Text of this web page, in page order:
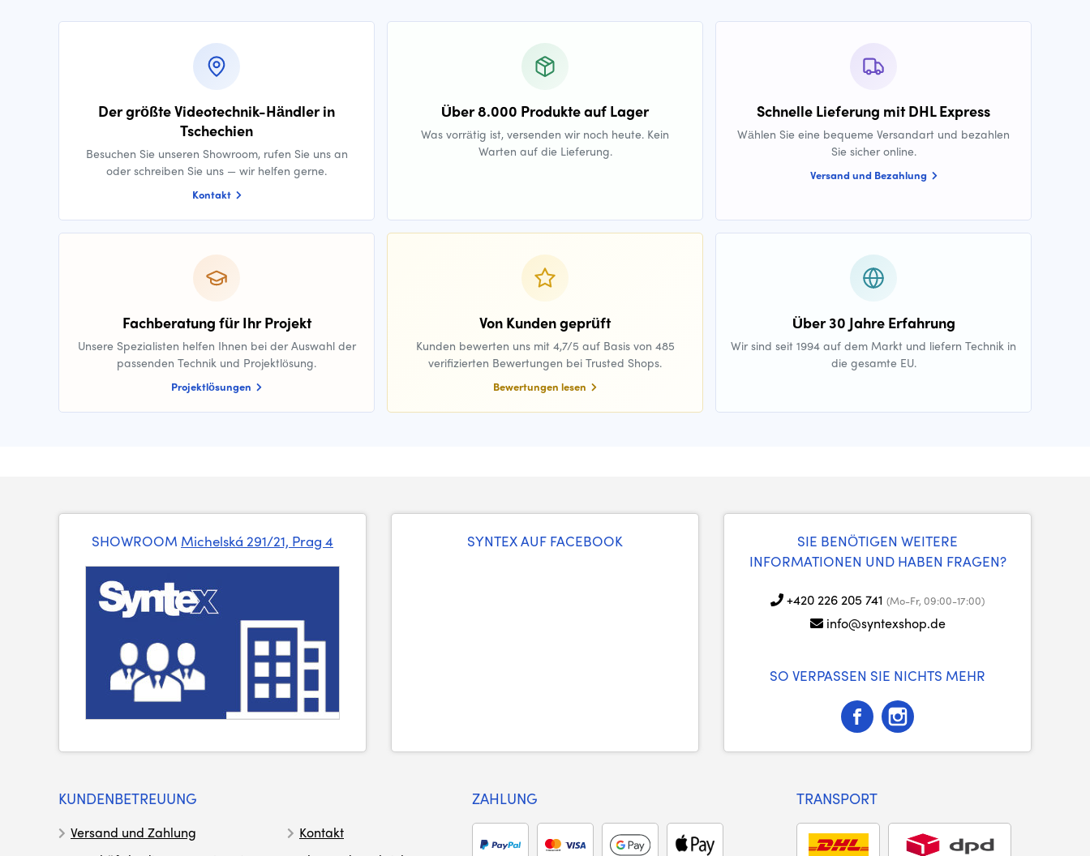
Der größte Videotechnik-Händler in
Tschechien
Besuchen Sie unseren Showroom, rufen Sie uns an
oder schreiben Sie uns — wir helfen gerne.
Kontakt
Über 8.000 Produkte auf Lager
Was vorrätig ist, versenden wir noch heute. Kein
Warten auf die Lieferung.
Schnelle Lieferung mit DHL Express
Wählen Sie eine bequeme Versandart und bezahlen
Sie sicher online.
Versand und Bezahlung
Fachberatung für Ihr Projekt
Unsere Spezialisten helfen Ihnen bei der Auswahl der
passenden Technik und Projektlösung.
Projektlösungen
Von Kunden geprüft
Kunden bewerten uns mit 4,7/5 auf Basis von 485
verifizierten Bewertungen bei Trusted Shops.
Bewertungen lesen
Über 30 Jahre Erfahrung
Wir sind seit 1994 auf dem Markt und liefern Technik in
die gesamte EU.
SHOWROOM Michelská 291/21, Prag 4 SYNTEX AUF FACEBOOK
SIE BENÖTIGEN WEITERE
INFORMATIONEN UND HABEN FRAGEN?
+420 226 205 741 (Mo-Fr, 09:00-17:00)
info@syntexshop.de
SO VERPASSEN SIE NICHTS MEHR
KUNDENBETREUUNG
Versand und Zahlung
Kontakt
ZAHLUNG TRANSPORT